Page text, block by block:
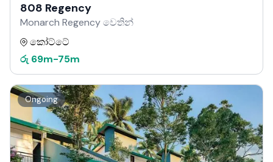
808 Regency
Monarch Regency වෙතින්
කෝට්ටේ
රු 69m-75m
Ongoing